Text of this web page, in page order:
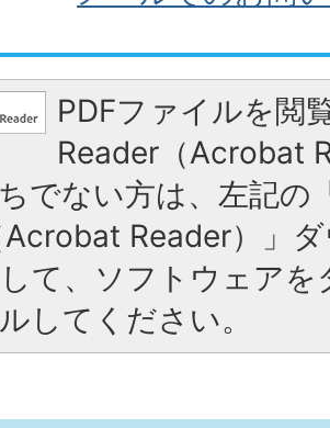
PDFファイルを閲
Reader（Acrobat
でない方は、左記の
Acrobat Reader）」
て、ソフトウェア
してください。